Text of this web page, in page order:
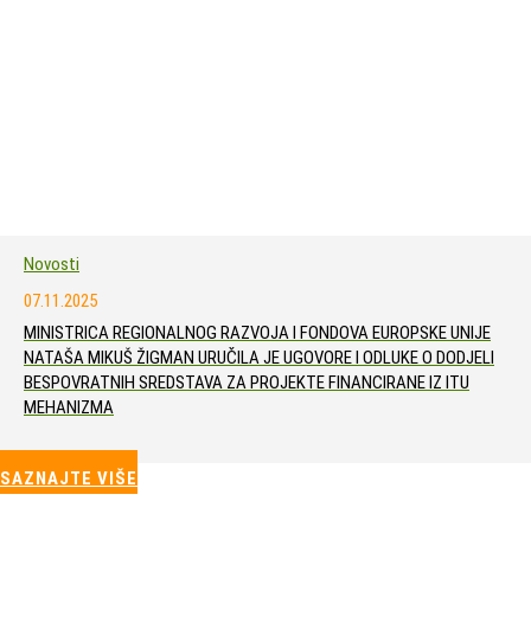
Novosti
07.11.2025
MINISTRICA REGIONALNOG RAZVOJA I FONDOVA EUROPSKE UNIJE
NATAŠA MIKUŠ ŽIGMAN URUČILA JE UGOVORE I ODLUKE O DODJELI
BESPOVRATNIH SREDSTAVA ZA PROJEKTE FINANCIRANE IZ ITU
MEHANIZMA
SAZNAJTE VIŠE